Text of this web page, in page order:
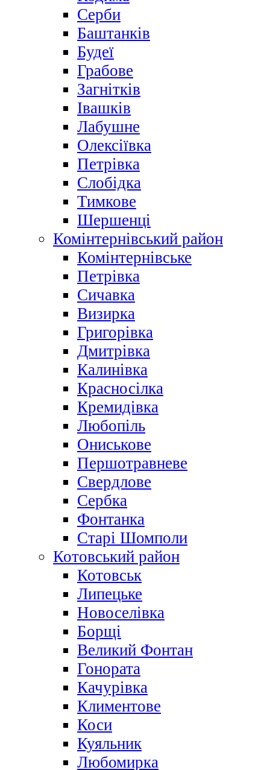
Серби
Баштанків
Будеї
Грабове
Загнітків
Івашків
Лабушне
Олексіївка
Петрівка
Слобідка
Тимкове
Шершенці
Комінтернівський район
Комінтернівське
Петрівка
Сичавка
Визирка
Григорівка
Дмитрівка
Калинівка
Красносілка
Кремидівка
Любопіль
Ониськове
Першотравневе
Свердлове
Сербка
Фонтанка
Старі Шомполи
Котовський район
Котовськ
Липецьке
Новоселівка
Борщі
Великий Фонтан
Гонората
Качурівка
Климентове
Коси
Куяльник
Любомирка